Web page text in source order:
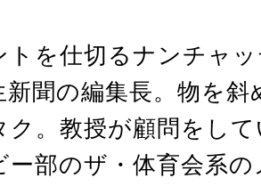
トを仕切るナンチャ
新聞の編集長。物を斜
ク。教授が顧問をし
ー部のザ・体育会系